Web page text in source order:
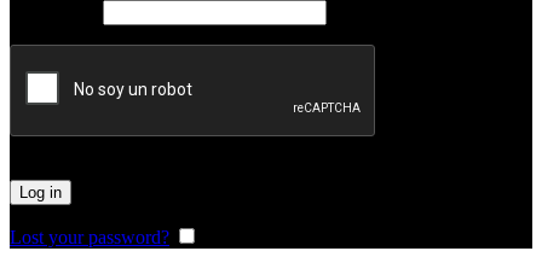
Log in
Lost your password?